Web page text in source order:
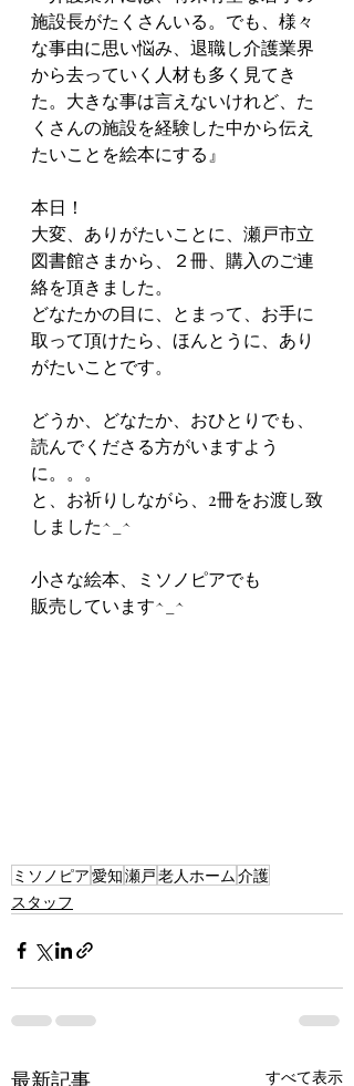
施設長がたくさんいる。でも、様々
な事由に思い悩み、退職し介護業界
から去っていく人材も多く見てき
た。大きな事は言えないけれど、た
くさんの施設を経験した中から伝え
たいことを絵本にする』
本日！
大変、ありがたいことに、瀬戸市立
図書館さまから、２冊、購入のご連
絡を頂きました。
どなたかの目に、とまって、お手に
取って頂けたら、ほんとうに、あり
がたいことです。
どうか、どなたか、おひとりでも、
読んでくださる方がいますよう
に。。。
と、お祈りしながら、2冊をお渡し致
しました^_^
小さな絵本、ミソノピアでも
販売しています^_^
ミソノピア愛知瀬戸老人ホーム介護
スタッフ
最新記事 すべて表示